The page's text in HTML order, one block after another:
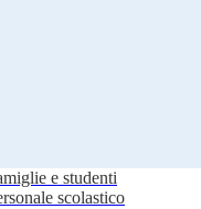
e studenti
scolastico